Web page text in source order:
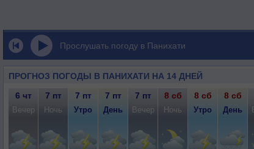
Прослушать погоду в Панихати
ПРОГНОЗ ПОГОДЫ В ПАНИХАТИ НА 14 ДНЕЙ
6 чт 7 пт 7 пт 7 пт 7 пт 8 сб 8 сб 8 сб
Вечер Ночь Утро День Вечер Ночь Утро День